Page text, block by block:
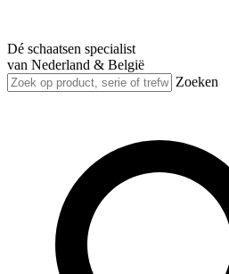
Dé schaatsen specialist
van Nederland & België
Zoeken